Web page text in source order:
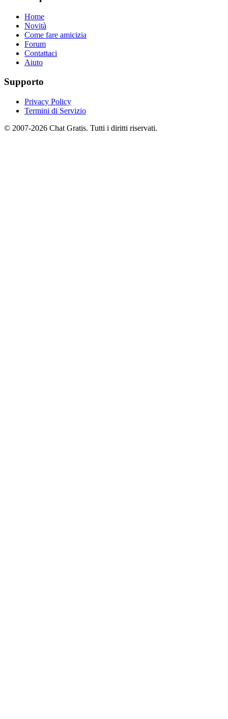
Home
Novità
Come fare amicizia
Forum
Contattaci
Aiuto
Supporto
Privacy Policy
Termini di Servizio
© 2007-2026 Chat Gratis. Tutti i diritti riservati.